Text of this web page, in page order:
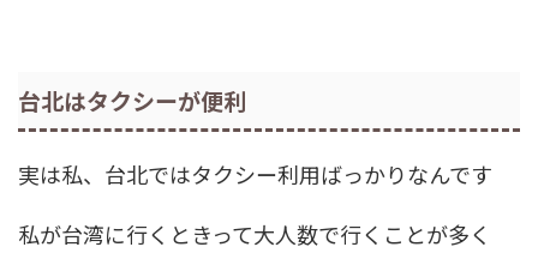
台北はタクシーが便利
実は私、台北ではタクシー利用ばっかりなんです
私が台湾に行くときって大人数で行くことが多く